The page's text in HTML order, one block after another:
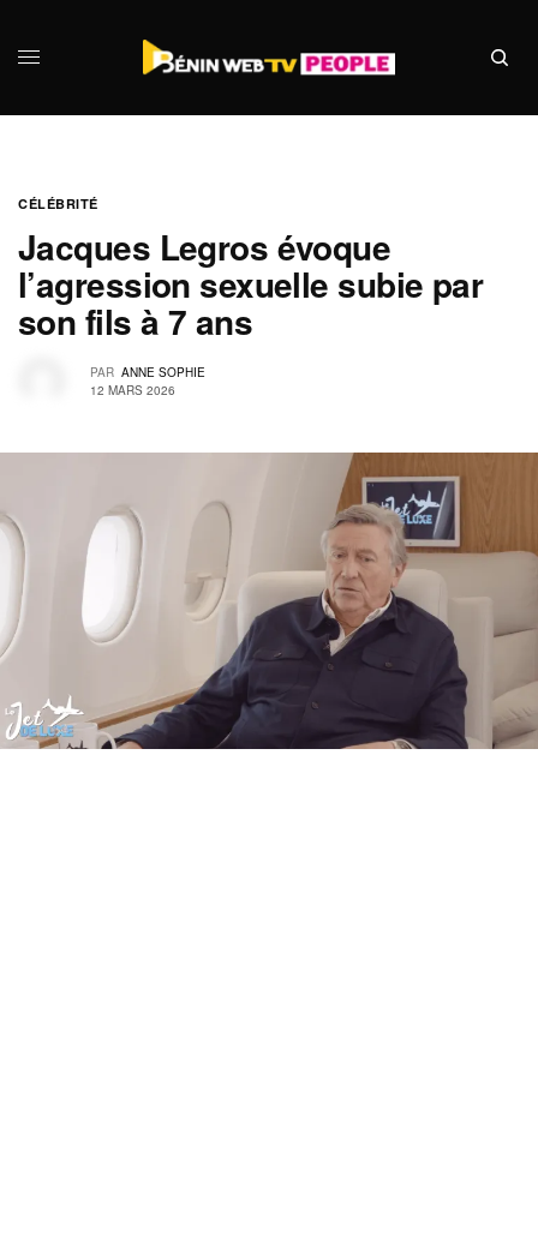
CÉLÉBRITÉ
Jacques Legros évoque
l’agression sexuelle subie par
son fils à 7 ans
PAR ANNE SOPHIE
12 MARS 2026